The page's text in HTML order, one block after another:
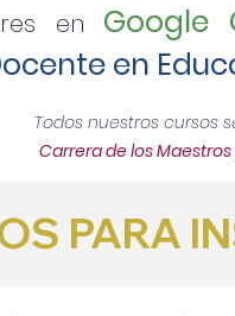
en Google
en
Todos nuestros cursos
Carrera de los
PARA